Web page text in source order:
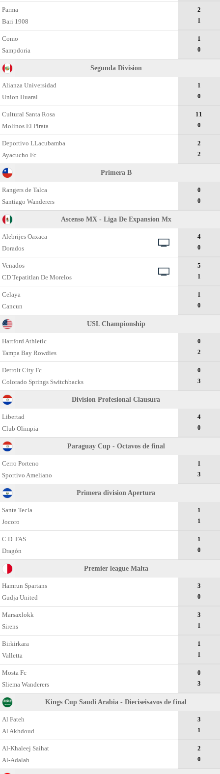
Parma
Bari 1908
2
1
Como
Sampdoria
1
0
Segunda Divisiоn
Alianza Universidad
Union Huaral
1
0
Cultural Santa Rosa
Molinos El Pirata
11
0
Deportivo LLacubamba
Ayacucho Fc
2
2
Primera B
Rangers de Talca
Santiago Wanderers
0
0
Ascenso MX - Liga De Expansion Mx
Alebrijes Oaxaca
Dorados
4
0
Venados
CD Tepatitlan De Morelos
5
1
Celaya
Cancun
1
0
USL Championship
Hartford Athletic
Tampa Bay Rowdies
0
2
Detroit City Fc
Colorado Springs Switchbacks
0
3
Division Profesional Clausura
Libertad
Club Olimpia
4
0
Paraguay Cup - Octavos de final
Cerro Porteno
Sportivo Ameliano
1
3
Primera division Apertura
Santa Tecla
Jocoro
1
1
C.D. FAS
Dragón
1
0
Premier league Malta
Hamrun Spartans
Gudja United
3
0
Marsaxlokk
Sirens
3
1
Birkirkara
Valletta
1
1
Mosta Fc
Sliema Wanderers
0
3
Kings Cup Saudi Arabia - Dieciseisavos de final
Al Fateh
Al Akhdoud
3
1
Al-Khaleej Saihat
Al-Adalah
2
0